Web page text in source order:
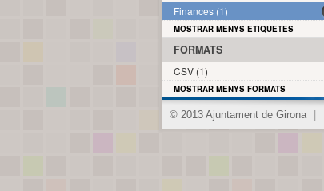
Finances (1)
MOSTRAR MENYS ETIQUETES
FORMATS
CSV (1)
MOSTRAR MENYS FORMATS
© 2013 Ajuntament de Girona